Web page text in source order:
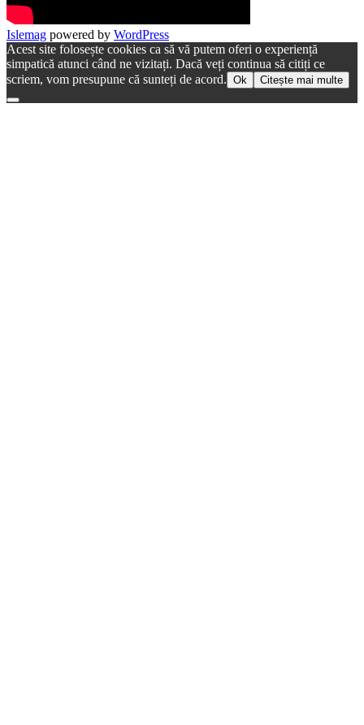
Islemag powered by WordPress
Acest site folosește cookies ca să vă putem oferi o experiență
simpatică atunci când ne vizitați. Dacă veți continua să citiți ce
scriem, vom presupune că sunteți de acord. Ok Citește mai multe